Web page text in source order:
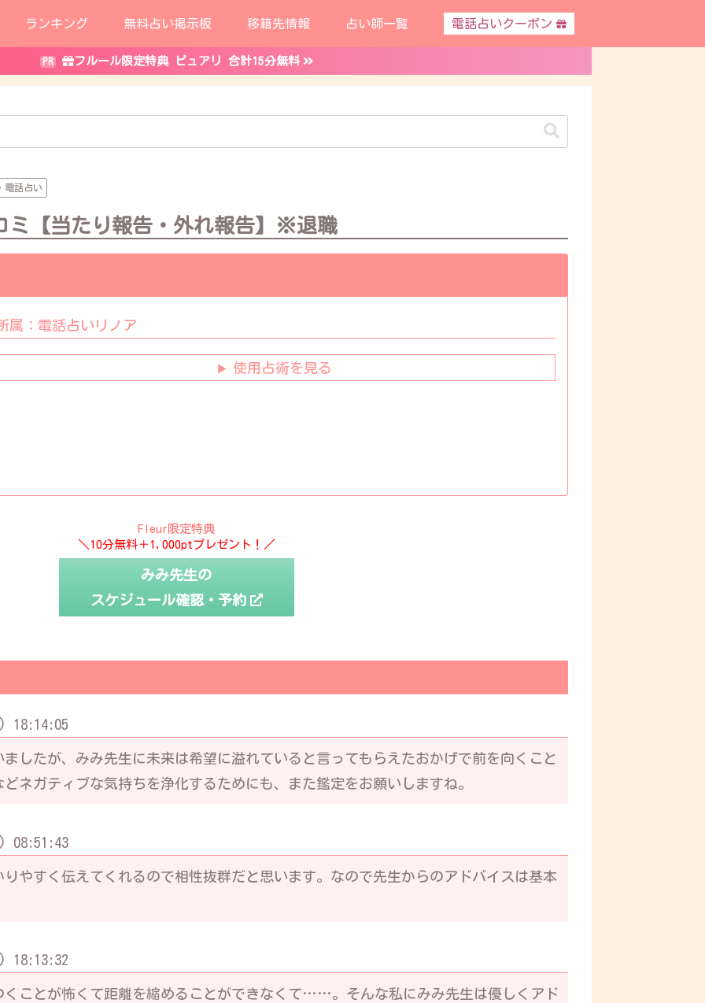
ランキング 無料占い掲示板 移籍先情報 占い師一覧 電話占いクーポン
フルール限定特典 リノア 10分無料＋1,000pt
フルール限定特典 ピュアリ 合計15分無料
電話占い
ミ【当たり報告・外れ報告】※退職
属： 電話占いリノア
使用占術を見る
Fleur限定特典
＼10分無料＋1,000ptプレゼント！／
みみ先生の
スケジュール確認・予約
18:14:05
したが、みみ先生に未来は希望に溢れていると言ってもらえたおかげで前を向くこと
ネガティブな気持ちを浄化するためにも、また鑑定をお願いしますね。
08:51:43
やすく伝えてくれるので相性抜群だと思います。なので先生からのアドバイスは基本
18:13:32
くことが怖くて距離を縮めることができなくて……。そんな私にみみ先生は優しくアド